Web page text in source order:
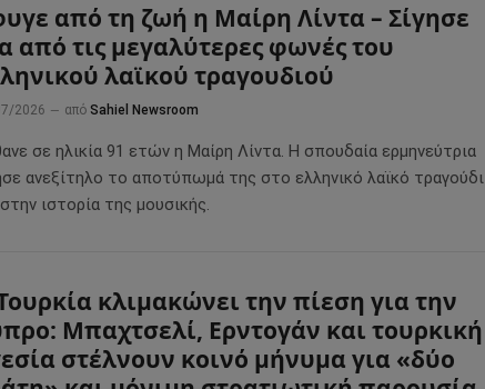
από τη ζωή η Μαίρη Λίντα – Σίγησε
από τις μεγαλύτερες φωνές του
λαϊκού τραγουδιού
2026 από Sahiel Newsroom
σε ηλικία 91 ετών η Μαίρη Λίντα. Η σπουδαία ερμηνεύτρια
ανεξίτηλο το αποτύπωμά της στο ελληνικό λαϊκό τραγούδι
ιστορία της μουσικής.
κλιμακώνει την πίεση για την
Μπαχτσελί, Ερντογάν και τουρκική
στέλνουν κοινό μήνυμα για «δύο